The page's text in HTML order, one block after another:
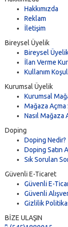
Hakkımızda
Reklam
İletişim
Bireysel Üyelik
Bireysel
İlan Verme
Kullanım
Kurumsal Üyelik
Kurumsal
Mağaza Açma
Nasıl Mağaza
Doping
Doping Nedir?
Doping Satın
Sık Sorulan
Güvenli E-Ticaret
Güvenli E-
Güvenli
Gizlilik
BİZE ULAŞIN